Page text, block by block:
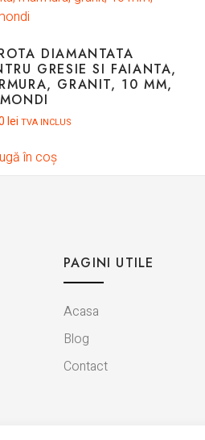
DIAMANTATA
GRESIE SI FAIANTA,
GRANIT, 10 MM,
lei TVA INCLUS
în coș
PAGINI UTILE
Acasa
Blog
Contact